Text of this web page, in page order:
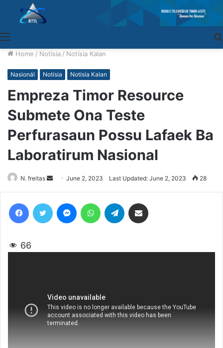
Home / Notísia / Notísia Kalan
Nasionál Notísia Notísia Kalan
Empreza Timor Resource
Submete Ona Teste
Perfurasaun Possu Lafaek Ba
Laboratirum Nasional
N. freitas
Send
an
email
June 2, 2023 Last Updated: June 2, 2023 28
66